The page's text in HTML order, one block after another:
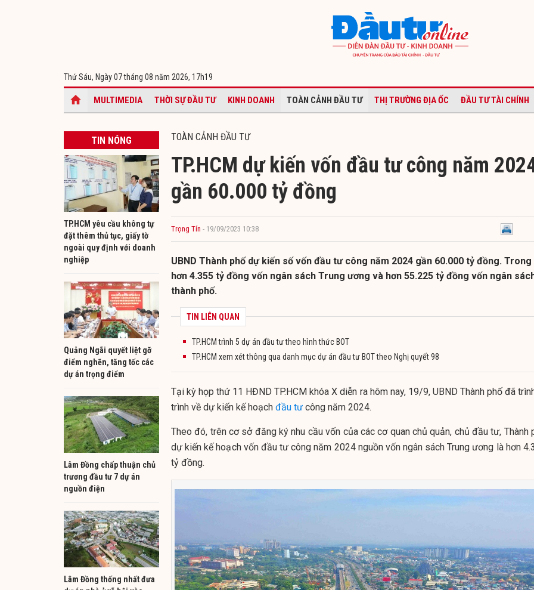
Thứ Sáu, Ngày 07 tháng 08 năm 2026, 17h19
MULTIMEDIA THỜI SỰ ĐẦU TƯ KINH DOANH TOÀN CẢNH ĐẦU TƯ THỊ TRƯỜNG ĐỊA ỐC ĐẦU TƯ TÀI CHÍNH
TIN NÓNG
TP.HCM yêu cầu không tự
đặt thêm thủ tục, giấy tờ
ngoài quy định với doanh
nghiệp
Quảng Ngãi quyết liệt gỡ
điểm nghẽn, tăng tốc các
dự án trọng điểm
Lâm Đồng chấp thuận chủ
trương đầu tư 7 dự án
nguồn điện
Lâm Đồng thống nhất đưa
TOÀN CẢNH ĐẦU TƯ
TP.HCM dự kiến vốn đầu tư công năm
gần 60.000 tỷ đồng
Trọng Tín - 19/09/2023 10:38
UBND Thành phố dự kiến số vốn đầu tư công năm 2024 gần 60.000 tỷ đồng. Trong
hơn 4.355 tỷ đồng vốn ngân sách Trung ương và hơn 55.225 tỷ đồng vốn ngân
thành phố.
TIN LIÊN QUAN
TP.HCM trình 5 dự án đầu tư theo hình thức BOT
TP.HCM xem xét thông qua danh mục dự án đầu tư BOT theo Nghị quyết 98
Tại kỳ họp thứ 11 HĐND TP.HCM khóa X diễn ra hôm nay, 19/9, UBND Thành phố đã
trình về dự kiến kế hoạch đầu tư công năm 2024.
Theo đó, trên cơ sở đăng ký nhu cầu vốn của các cơ quan chủ quản, chủ đầu tư, Thành
dự kiến kế hoạch vốn đầu tư công năm 2024 nguồn vốn ngân sách Trung ương là hơn
tỷ đồng.